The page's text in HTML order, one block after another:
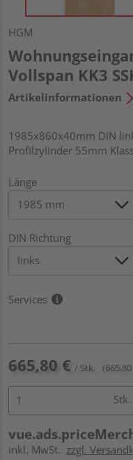
HGM
Vollspan KK3
Artikelinformationen
1985x860x40mm DIN
Profilzylinder 55mm
Länge
DIN Richtung
Services
665,80 € / Stk.
Stk.
inkl. MwSt. zzgl.